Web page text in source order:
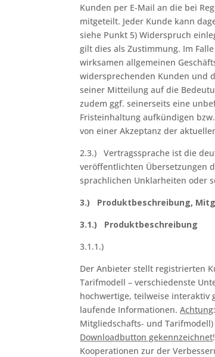
Kunden per E-Mail an die bei
mitgeteilt. Jeder Kunde kann
siehe Punkt 5) Widerspruch
gilt dies als Zustimmung. Im
wirksamen allgemeinen
widersprechenden Kunden und
seiner Mitteilung auf die
zudem ggf. seinerseits eine
Fristeinhaltung aufkündigen
von einer Akzeptanz der
2.3.) Vertragssprache ist die
veröffentlichten Übersetzungen
sprachlichen Unklarheiten oder
3.) Produktbeschreibung,
3.1.) Produktbeschreibung
3.1.1.)
Der Anbieter stellt registrierten
Tarifmodell – verschiedenste
hochwertige, teilweise interaktiv
laufende Informationen.Achtung
Mitgliedschafts- und
Downloadbutton gekennzeichnet
Kooperationen zur der